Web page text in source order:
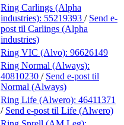
Ring Carlings (Alpha
industries): 55219393 / Send e-
post til Carlings (Alpha
industries)
Ring VIC (Alvo): 96626149
Ring Normal (Always):
40810230 / Send e-post til
Normal (Always)
Ring Life (Alwero): 46411371
/ Send e-post til Life (Alwero)